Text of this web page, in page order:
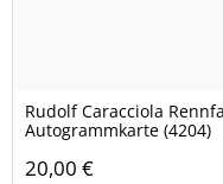
Rudolf Caracciola
Autogrammkarte (4204)
20,00 €